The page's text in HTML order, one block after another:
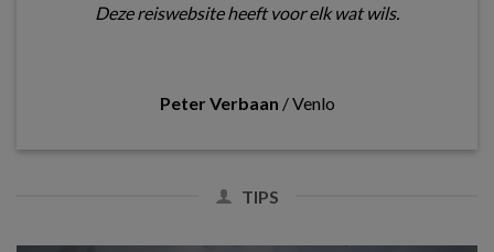
Deze reiswebsite heeft voor elk wat wils.
Peter Verbaan /Venlo
TIPS